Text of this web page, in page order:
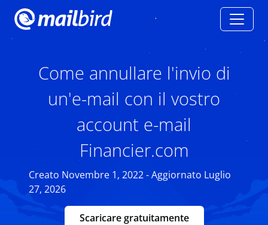
Come annullare l'invio di
un'e-mail con il vostro
account e-mail
Financier.com
Creato Novembre 1, 2022 - Aggiornato Luglio
27, 2026
Scaricare gratuitamente